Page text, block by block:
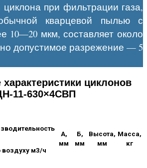
при фильтрации газа,
кварцевой пылью с
10—20 мкм, составляет около
допустимое разрежение — 5
характеристики циклонов
11-630×4СВП
воздуху м3/ч
А,
мм
Б,
мм
Высота,
мм
Масса,
кг